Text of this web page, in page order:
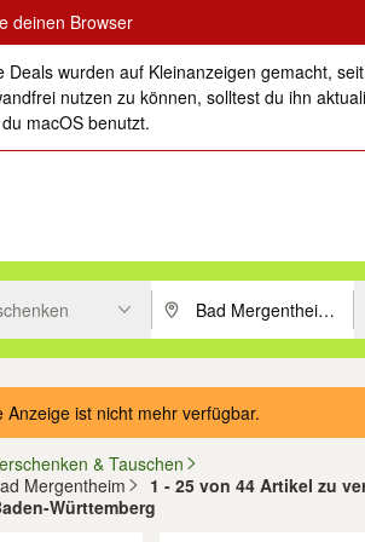
deinen Browser
Deals wurden auf Kleinanzeigen gemacht,
nutzen zu können, solltest du ihn
macOS benutzt.
suchen, oder Vorschläge mit den
PLZ oder Ort eingeben.
Anzeige ist nicht mehr verfügbar.
& Tauschen
Mergentheim
1 - 25 von 44 Artikel zu
Württemberg